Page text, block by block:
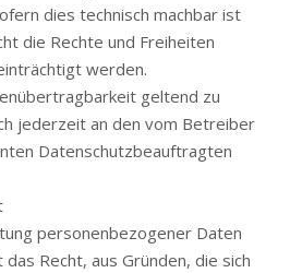
dies technisch machbar ist
die Rechte und Freiheiten
werden.
geltend zu
jederzeit an den vom Betreiber
Datenschutzbeauftragten
personenbezogener Daten
Recht, aus Gründen, die sich